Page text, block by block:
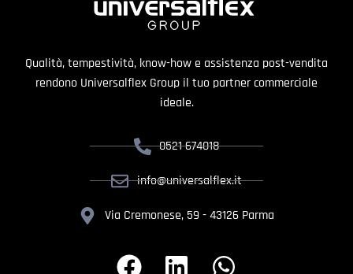
Qualità, tempestività, know-how e assistenza post-vendita
rendono Universalflex Group il tuo partner commerciale
ideale.
0521 674018
info@universalflex.it
Via Cremonese, 59 - 43126 Parma